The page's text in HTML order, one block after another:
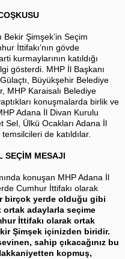
Bekir Şimşek’in Seçim
İttifakı’nın gövde
kurmaylarının katıldığı
gösterdi. MHP İl Başkanı
Büyükşehir Belediye
MHP Karaisalı Belediye
konuşmalarda birlik ve
Adana İl Divan Kurulu
Sel, Ülkü Ocakları Adana İl
de katıldılar.
SEÇİM MESAJI
konuşan MHP Adana İl
Cumhur İttifakı olarak
birçok yerde olduğu gibi
ortak adaylarla seçime
İttifakı olarak ortak
Şimşek içinizden biridir.
sahip çıkacağınız bu
kopmuş,